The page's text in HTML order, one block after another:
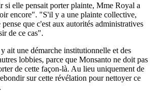
si elle pensait porter plainte, Mme Royal a
encore". "S'il y a une plainte collective,
que c'est aux autorités administratives
de ce cas".
ait une démarche institutionnelle et des
lobbies, parce que Monsanto ne doit pas
de cette façon-là. Au lieu uniquement de
sur cette révélation pour nettoyer ce